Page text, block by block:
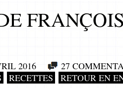
2016 27
RECETTES RETOUR EN